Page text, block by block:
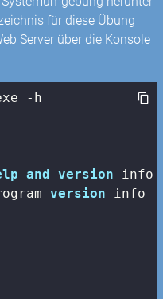
für diese Übung
Server über die Konsole
-h
and version info
version info